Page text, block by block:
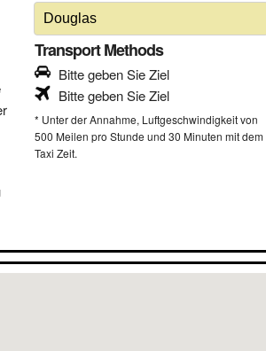
Transport Methods
Bitte geben Sie Ziel
Bitte geben Sie Ziel
* Unter der Annahme, Luftgeschwindigkeit von
500 Meilen pro Stunde und 30 Minuten mit dem
Taxi Zeit.